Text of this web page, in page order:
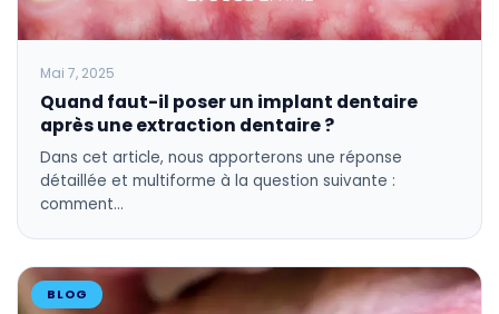
Mai 7, 2025
Quand faut-il poser un implant dentaire
après une extraction dentaire ?
Dans cet article, nous apporterons une réponse
détaillée et multiforme à la question suivante :
comment…
BLOG